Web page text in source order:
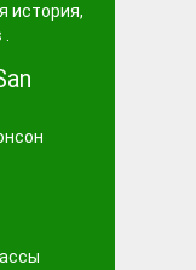
история,